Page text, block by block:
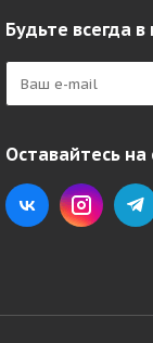
Будьте всегда в
Оставайтесь на